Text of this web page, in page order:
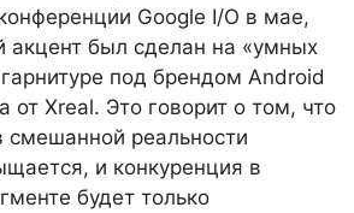
Google I/O в мае,
акцент был сделан на «умных
под брендом Android
от Xreal. Это говорит о том, что
смешанной реальности
и конкуренция в
будет только